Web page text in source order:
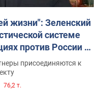
жизни": Зеленский
системе
против России и
Видео
присоединяются к
76,2 т.